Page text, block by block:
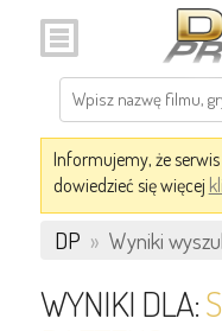
Informujemy, że
dowiedzieć się więcej
DP » Wyniki
WYNIKI DLA: